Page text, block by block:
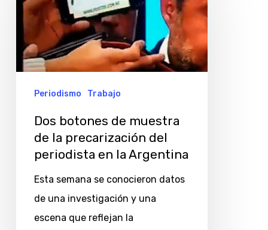
de
muestra
de
la
precarización
periodista
Argentina
Periodismo Trabajo
Dos botones de muestra
de la precarización del
periodista en la Argentina
Esta semana se conocieron datos
de una investigación y una
escena que reflejan la